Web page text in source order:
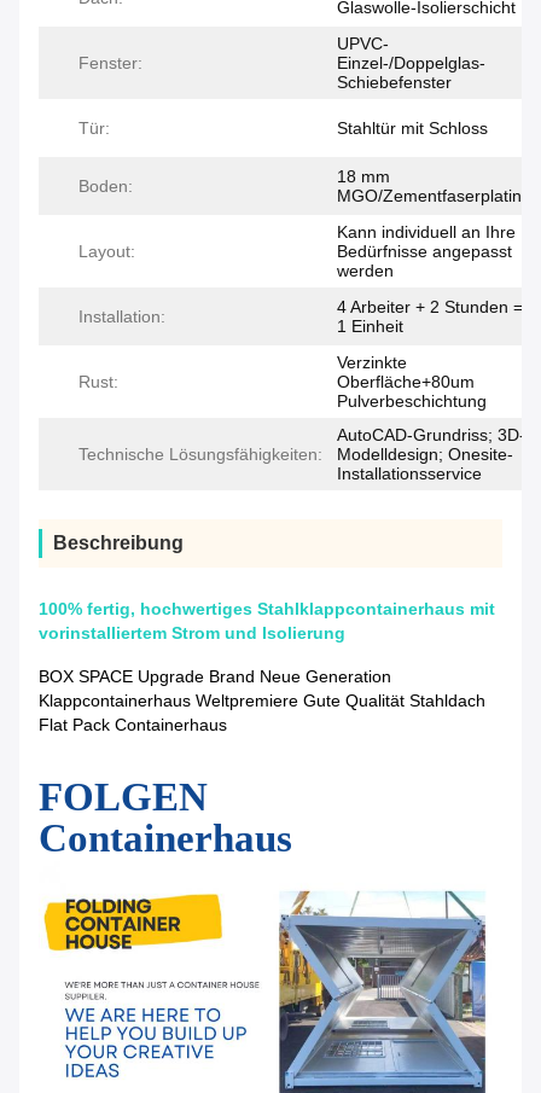
Glaswolle-Isolierschicht
Fenster:
UPVC-
Einzel-/Doppelglas-
Schiebefenster
Tür: Stahltür mit Schloss
Boden:
18 mm
MGO/Zementfaserplatine
Layout:
Kann individuell an Ihre
Bedürfnisse angepasst
werden
Installation:
4 Arbeiter + 2 Stunden =
1 Einheit
Rust:
Verzinkte
Oberfläche+80um
Pulverbeschichtung
Technische Lösungsfähigkeiten:
AutoCAD-Grundriss; 3D-
Modelldesign; Onesite-
Installationsservice
Beschreibung
100% fertig, hochwertiges Stahlklappcontainerhaus mit
vorinstalliertem Strom und Isolierung
BOX SPACE Upgrade Brand Neue Generation
Klappcontainerhaus Weltpremiere Gute Qualität Stahldach
Flat Pack Containerhaus
FOLGEN
Containerhaus